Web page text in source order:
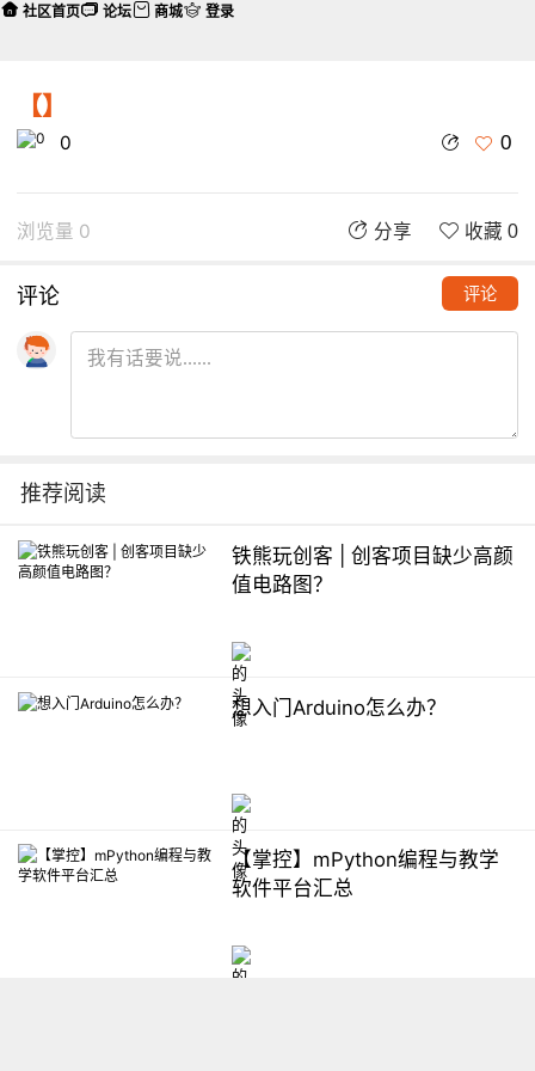
【】
0 0
浏览量 0 分享 收藏 0
评论 评论
推荐阅读
铁熊玩创客 | 创客项目缺少高颜
值电路图？
想入门Arduino怎么办？
【掌控】mPython编程与教学
软件平台汇总
社区首页 论坛 商城 登录